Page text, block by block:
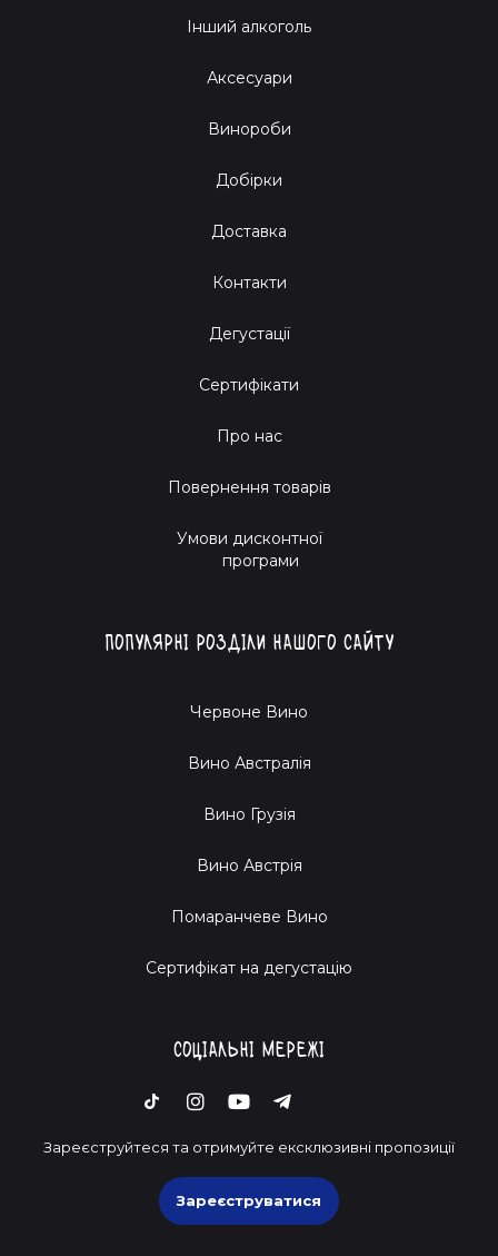
Інший алкоголь
Аксесуари
Винороби
Добірки
Доставка
Контакти
Дегустації
Сертифікати
Про нас
Повернення товарів
Умови дисконтної
програми
Популярні розділи нашого сайту
Червоне Вино
Вино Австралія
Вино Грузія
Вино Австрія
Помаранчеве Вино
Cертифікат на дегустацію
Соціальні мережі
Зареєструйтеся та отримуйте ексклюзивні пропозиції
Зареєструватися